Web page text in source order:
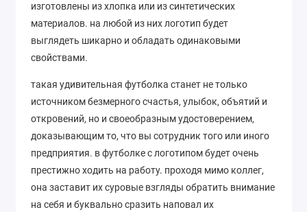
изготовлены из хлопка или из синтетических
материалов. на любой из них логотип будет
выглядеть шикарно и обладать одинаковыми
свойствами.
такая удивительная футболка станет не только
источником безмерного счастья, улыбок, объятий и
откровений, но и своеобразным удостоверением,
доказывающим то, что вы сотрудник того или иного
предприятия. в футболке с логотипом будет очень
престижно ходить на работу. проходя мимо коллег,
она заставит их суровые взгляды обратить внимание
на себя и буквально сразить наповал их